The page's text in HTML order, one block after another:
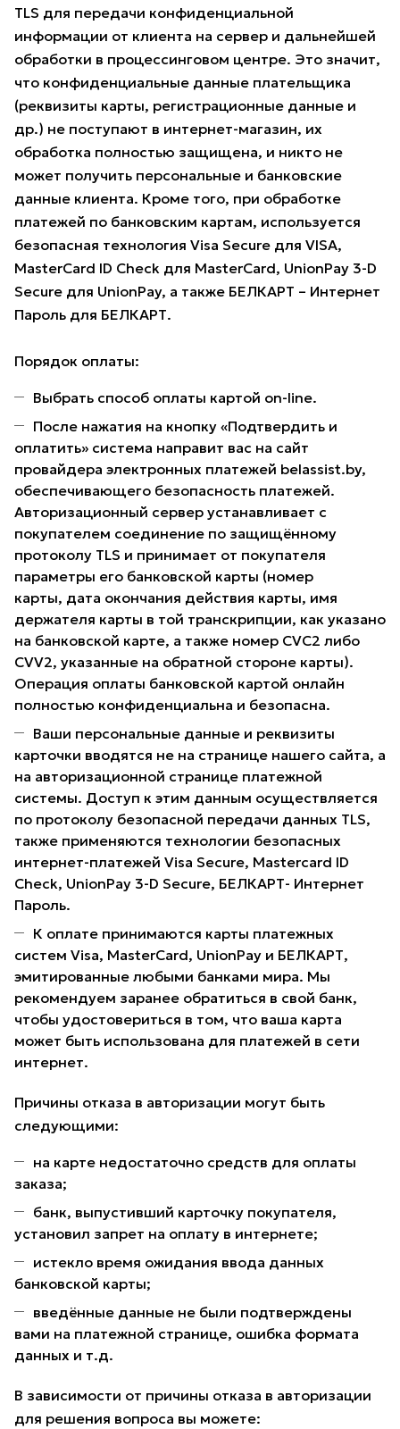
TLS для передачи конфиденциальной
информации от клиента на сервер и дальнейшей
обработки в процессинговом центре. Это значит,
что конфиденциальные данные плательщика
(реквизиты карты, регистрационные данные и
др.) не поступают в интернет-магазин, их
обработка полностью защищена, и никто не
может получить персональные и банковские
данные клиента. Кроме того, при обработке
платежей по банковским картам, используется
безопасная технология Visa Secure для VISA,
MasterCard ID Check для MasterCard, UnionPay 3-D
Secure для UnionPay, а также БЕЛКАРТ – Интернет
Пароль для БЕЛКАРТ.
Порядок оплаты:
Выбрать способ оплаты картой on-line.
После нажатия на кнопку «Подтвердить и
оплатить» система направит вас на сайт
провайдера электронных платежей belassist.by,
обеспечивающего безопасность платежей.
Авторизационный сервер устанавливает с
покупателем соединение по защищённому
протоколу TLS и принимает от покупателя
параметры его банковской карты (номер
карты, дата окончания действия карты, имя
держателя карты в той транскрипции, как указано
на банковской карте, а также номер CVC2 либо
CVV2, указанные на обратной стороне карты).
Операция оплаты банковской картой онлайн
полностью конфиденциальна и безопасна.
Ваши персональные данные и реквизиты
карточки вводятся не на странице нашего сайта, а
на авторизационной странице платежной
системы. Доступ к этим данным осуществляется
по протоколу безопасной передачи данных TLS,
также применяются технологии безопасных
интернет-платежей Visa Secure, Mastercard ID
Check, UnionPay 3-D Secure, БЕЛКАРТ- Интернет
Пароль.
К оплате принимаются карты платежных
систем Visa, MasterCard, UnionPay и БЕЛКАРТ,
эмитированные любыми банками мира. Мы
рекомендуем заранее обратиться в свой банк,
чтобы удостовериться в том, что ваша карта
может быть использована для платежей в сети
интернет.
Причины отказа в авторизации могут быть
следующими:
на карте недостаточно средств для оплаты
заказа;
банк, выпустивший карточку покупателя,
установил запрет на оплату в интернете;
истекло время ожидания ввода данных
банковской карты;
введённые данные не были подтверждены
вами на платежной странице, ошибка формата
данных и т.д.
В зависимости от причины отказа в авторизации
для решения вопроса вы можете: